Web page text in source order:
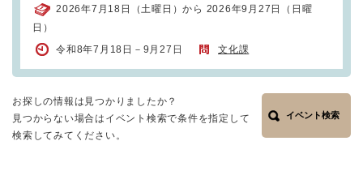
2026年7月18日（土曜日）から 2026年9月27日（日曜
日）
令和8年7月18日－9月27日
文化課
お探しの情報は見つかりましたか？
見つからない場合はイベント検索で条件を指定して
検索してみてください。
イベント検索